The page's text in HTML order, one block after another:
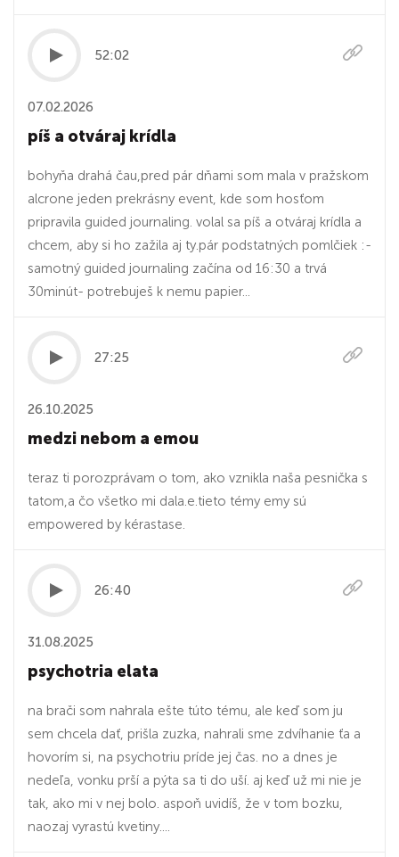
52:02
07.02.2026
píš a otváraj krídla
bohyňa drahá čau,pred pár dňami som mala v pražskom
alcrone jeden prekrásny event, kde som hosťom
pripravila guided journaling. volal sa píš a otváraj krídla a
chcem, aby si ho zažila aj ty.pár podstatných pomlčiek :-
samotný guided journaling začína od 16:30 a trvá
30minút- potrebuješ k nemu papier...
27:25
26.10.2025
medzi nebom a emou
teraz ti porozprávam o tom, ako vznikla naša pesnička s
tatom,a čo všetko mi dala.e.tieto témy emy sú
empowered by kérastase.
26:40
31.08.2025
psychotria elata
na brači som nahrala ešte túto tému, ale keď som ju
sem chcela dať, prišla zuzka, nahrali sme zdvíhanie ťa a
hovorím si, na psychotriu príde jej čas. no a dnes je
nedeľa, vonku prší a pýta sa ti do uší. aj keď už mi nie je
tak, ako mi v nej bolo. aspoň uvidíš, že v tom bozku,
naozaj vyrastú kvetiny....